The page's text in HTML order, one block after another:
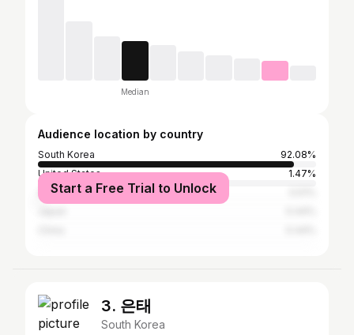
Median
Audience location by country
South Korea
92.08%
United States
1.47%
Australia
Start a Free Trial to Unlock
3. 은태
South Korea